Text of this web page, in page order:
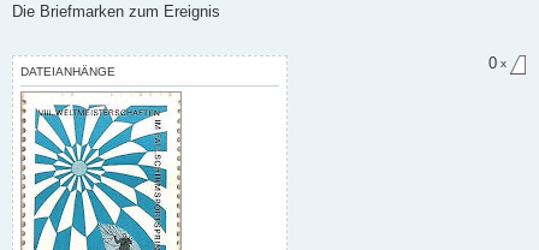
g
s
e
n
e
r
B
i
a
Die Briefmarken zum Ereignis
DATEIANHÄNGE 0 x